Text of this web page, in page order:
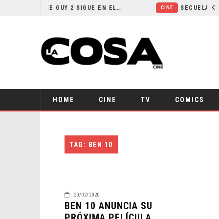
¿POR QUÉ FREE GUY 2 SIGUE EN EL LIMBO?
HOME CINE TV COMICS
TAG: BEN 10
20/02/2020
BEN 10 ANUNCIA SU